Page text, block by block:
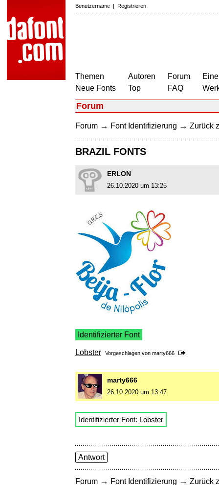
Benutzername | Registrieren
Themen
Neue Fonts
Autoren
Top
Forum
FAQ
Forum
Forum → Font Identifizierung → Zurück
BRAZIL FONTS
ERLON
26.10.2020 um 13:25
Identifizierter Font
Lobster Vorgeschlagen von marty666
marty666
26.10.2020 um 13:47
Identifizierter Font: Lobster
Antwort
Forum → Font Identifizierung → Zurück